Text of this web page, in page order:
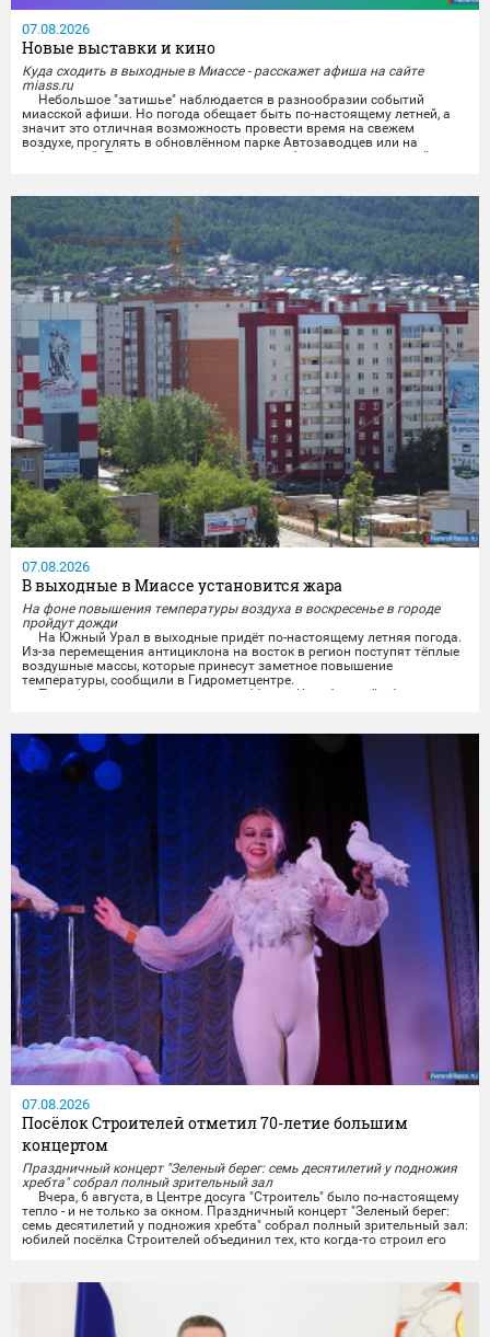
07.08.2026
Новые выставки и кино
Куда сходить в выходные в Миассе - расскажет афиша на сайте
miass.ru
Небольшое "затишье" наблюдается в разнообразии событий
миасской афиши. Но погода обещает быть по-настоящему летней, а
значит это отличная возможность провести время на свежем
воздухе, прогулять в обновлённом парке Автозаводцев или на
набережной. Тем же, кто всё же хочет приобщиться к культурной
07.08.2026
В выходные в Миассе установится жара
На фоне повышения температуры воздуха в воскресенье в городе
пройдут дожди
На Южный Урал в выходные придёт по-настоящему летняя погода.
Из-за перемещения антициклона на восток в регион поступят тёплые
воздушные массы, которые принесут заметное повышение
температуры, сообщили в Гидрометцентре.
По информации синоптиков, в субботу в Челябинской области
07.08.2026
Посёлок Строителей отметил 70-летие большим
концертом
Праздничный концерт "Зеленый берег: семь десятилетий у подножия
хребта" собрал полный зрительный зал
Вчера, 6 августа, в Центре досуга "Строитель" было по-настоящему
тепло - и не только за окном. Праздничный концерт "Зеленый берег:
семь десятилетий у подножия хребта" собрал полный зрительный зал:
юбилей посёлка Строителей объединил тех, кто когда-то строил его
Со сцены звучали тёплые слова...